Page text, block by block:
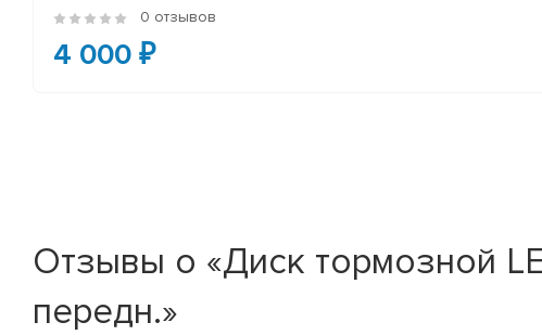
0 отзывов
4 000 ₽
Отзывы о «Диск тормозной
передн.»